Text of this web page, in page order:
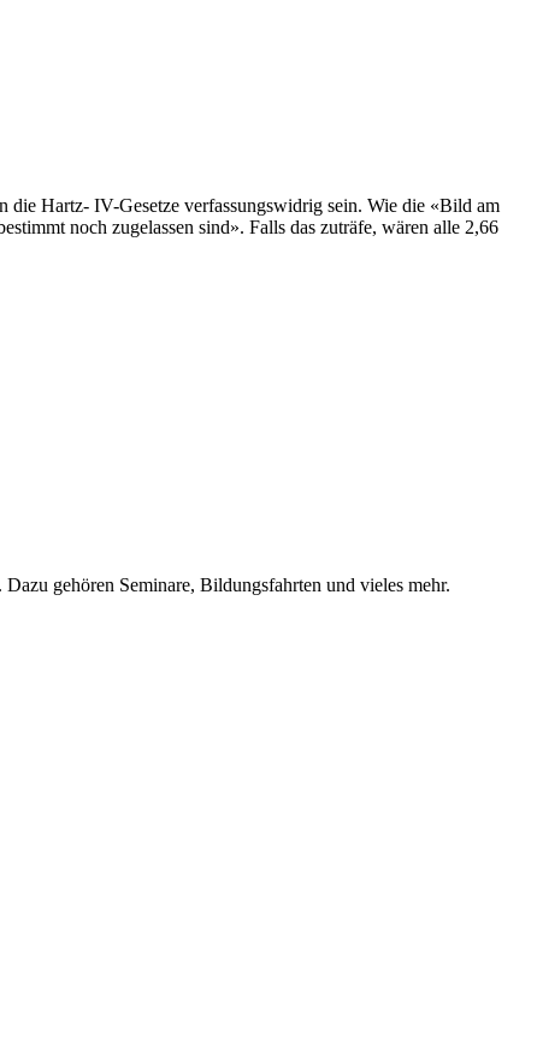
die Hartz- IV-Gesetze verfassungswidrig sein. Wie die «Bild am
noch zugelassen sind». Falls das zuträfe, wären alle 2,66
gehören Seminare, Bildungsfahrten und vieles mehr.